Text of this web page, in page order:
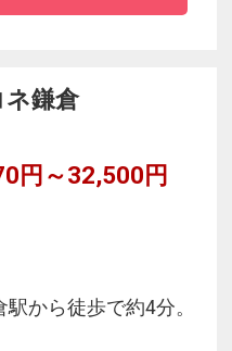
ネ鎌倉
円～32,500円
駅から徒歩で約4分。